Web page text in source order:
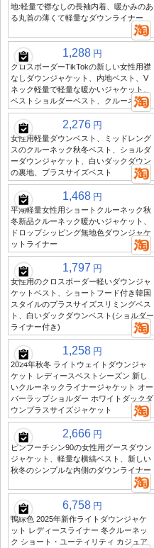
地:軽量で襟なしの長袖内着、暖かみのあ
る丸首の薄くて軽量なダウンライナー
1,288 円
クロスボーダーTikTokの新しい女性用襟
なしダウンジャケット、内地ベスト、V
ネック軽量で軽量な暖かいジャケット、
ベストショルダーベスト、クルーネック
2,276 円
女性用軽量ダウンベスト、ミッドレング
スのクルーネック秋冬ベスト、ショルダ
ーダウンジャケット、白いダックダウン
の裏地、プラスサイズベスト
1,468 円
平湖軽量女性用ショートクルーネック秋
冬新品クルーネック暖かいジャケット、
ドロップシッピング無地色ダウンジャケ
ットライナー
1,797 円
女性用のクロスボーダー軽いダウンジャ
ケットベスト、ショートフード付き韓国
スタイルのプラスサイズスリミングベス
ト、白いダックダウンベスト(ショルダー
ライナー付き)
1,258 円
2024年秋冬 ライトウェイトダウンジャ
ケット レディースベストシーズン 新し
いクルーネックライナージャケット オー
バーラップショルダー ホワイトダックダ
ウンプラスサイズジャケット
2,666 円
ピンフーチシン90の女性用グースダウン
ジャケット、軽量な横縞ベスト、新しい
秋冬のシンプルな内側のダウンライナー
6,758 円
鴨緑色 2025年新作ライトダウンジャケ
ット レディースライナー 冬クルーネッ
ク ショート・ユーティリティ カジュア